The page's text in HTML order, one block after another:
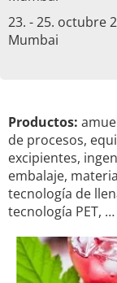
23. - 25. octubre
Mumbai
Productos:
de procesos,
excipientes,
embalaje,
tecnología de
tecnología PET, …